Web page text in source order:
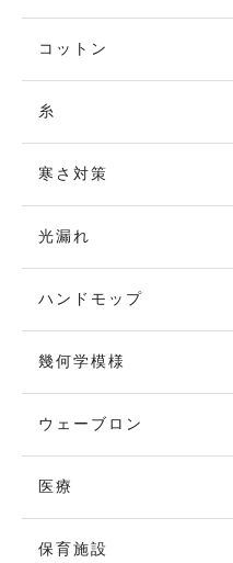
コットン
糸
寒さ対策
光漏れ
ハンドモップ
幾何学模様
ウェーブロン
医療
保育施設